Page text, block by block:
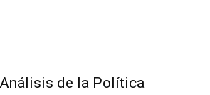
de la Política